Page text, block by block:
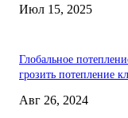
Июл 15, 2025
Глобальное
грозить потепление
Авг 26, 2024